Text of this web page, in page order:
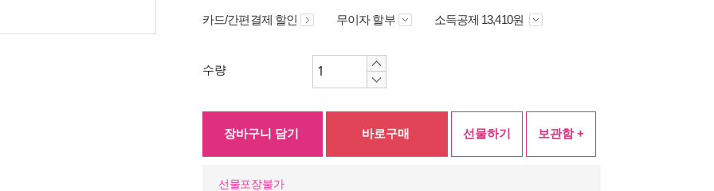
카드/간편결제 할인 무이자 할부 소득공제 13,410원
수량
장바구니 담기 바로구매 선물하기 보관함 +
선물포장불가